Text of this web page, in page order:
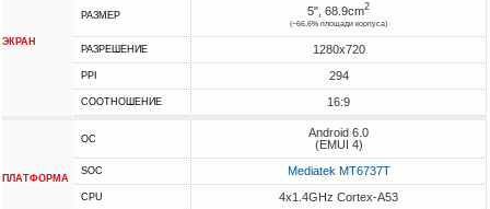
ЭКРАН
РАЗМЕР 5", 68.9cm2
(~66.6% площади корпуса)
РАЗРЕШЕНИЕ 1280x720
PPI 294
СООТНОШЕНИЕ 16:9
ПЛАТФОРМА
ОС
Android 6.0
(EMUI 4)
SOC Mediatek MT6737T
CPU 4x1.4GHz Cortex-A53